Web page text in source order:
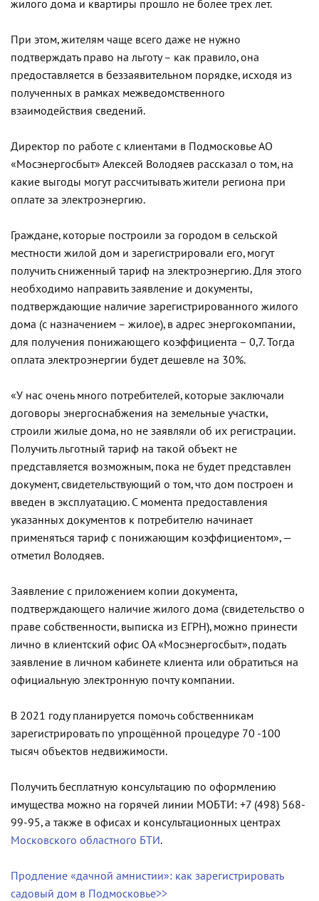
жилого дома и квартиры прошло не более трех лет.
При этом, жителям чаще всего даже не нужно
подтверждать право на льготу – как правило, она
предоставляется в беззаявительном порядке, исходя из
полученных в рамках межведомственного
взаимодействия сведений.
Директор по работе с клиентами в Подмосковье АО
«Мосэнергосбыт» Алексей Володяев рассказал о том, на
какие выгоды могут рассчитывать жители региона при
оплате за электроэнергию.
Граждане, которые построили за городом в сельской
местности жилой дом и зарегистрировали его, могут
получить сниженный тариф на электроэнергию. Для этого
необходимо направить заявление и документы,
подтверждающие наличие зарегистрированного жилого
дома (с назначением – жилое), в адрес энергокомпании,
для получения понижающего коэффициента – 0,7. Тогда
оплата электроэнергии будет дешевле на 30%.
«У нас очень много потребителей, которые заключали
договоры энергоснабжения на земельные участки,
строили жилые дома, но не заявляли об их регистрации.
Получить льготный тариф на такой объект не
представляется возможным, пока не будет представлен
документ, свидетельствующий о том, что дом построен и
введен в эксплуатацию. С момента предоставления
указанных документов к потребителю начинает
применяться тариф с понижающим коэффициентом», —
отметил Володяев.
Заявление с приложением копии документа,
подтверждающего наличие жилого дома (свидетельство о
праве собственности, выписка из ЕГРН), можно принести
лично в клиентский офис ОА «Мосэнергосбыт», подать
заявление в личном кабинете клиента или обратиться на
официальную электронную почту компании.
В 2021 году планируется помочь собственникам
зарегистрировать по упрощённой процедуре 70 -100
тысяч объектов недвижимости.
Получить бесплатную консультацию по оформлению
имущества можно на горячей линии МОБТИ: +7 (498) 568-
99-95, а также в офисах и консультационных центрах
Московского областного БТИ.
Продление «дачной амнистии»: как зарегистрировать
садовый дом в Подмосковье>>